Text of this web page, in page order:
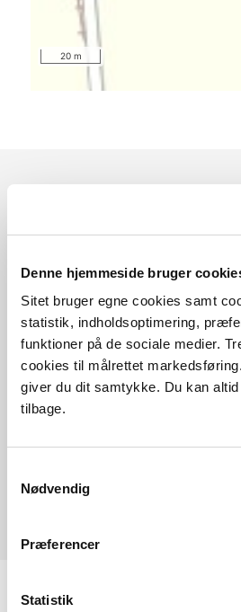
Denne hjemmeside bruger
Sitet bruger egne cookies samt
statistik, indholdsoptimering,
funktioner på de sociale medier.
cookies til målrettet
giver du dit samtykke. Du kan
tilbage.
Nødvendig
Præferencer
Statistik
20 m
Parkering
Med offentlig transport
Google Maps
Læs mere